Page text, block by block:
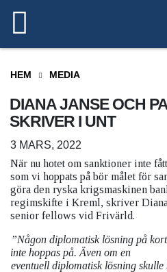
HEM MEDIA
DIANA JANSE OCH
SKRIVER I UNT
3 MARS, 2022
När nu hotet om sanktioner inte
som vi hoppats på bör målet för
göra den ryska krigsmaskinen
regimskifte i Kreml, skriver
senior fellows vid Frivärld.
”Någon diplomatisk lösning på
inte hoppas på. Även om en
eventuell diplomatisk lösning